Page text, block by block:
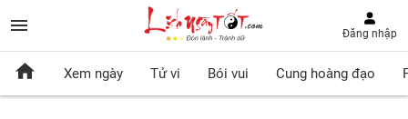
Đăng nhập
Xem ngày Tử vi Bói vui Cung hoàng đạo